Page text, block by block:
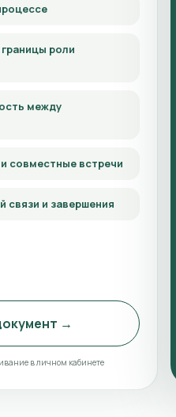
роли
между
совместные встречи
связи и завершения
→
в личном кабинете